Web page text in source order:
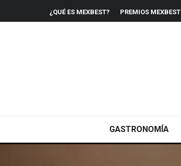
¿QUÉ ES MEXBEST? PREMIOS MEXBEST
GASTRONOMÍA